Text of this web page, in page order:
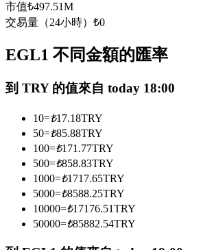
與頂尖交易專家同行
成為跟單交易員
坐享盈利分成和跟單分傭
市值₺497.51M
交易量（24小時） ₺0
EGL1 不同金額的匯率
到 TRY 的值來自 today 18:00
10=₺17.18TRY
50=₺85.88TRY
100=₺171.77TRY
500=₺858.83TRY
1000=₺1717.65TRY
5000=₺8588.25TRY
10000=₺17176.51TRY
50000=₺85882.54TRY